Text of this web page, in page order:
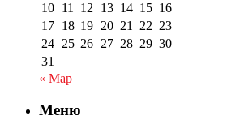
10 11 12 13 14 15 16
17 18 19 20 21 22 23
24 25 26 27 28 29 30
31
« Мар
Меню